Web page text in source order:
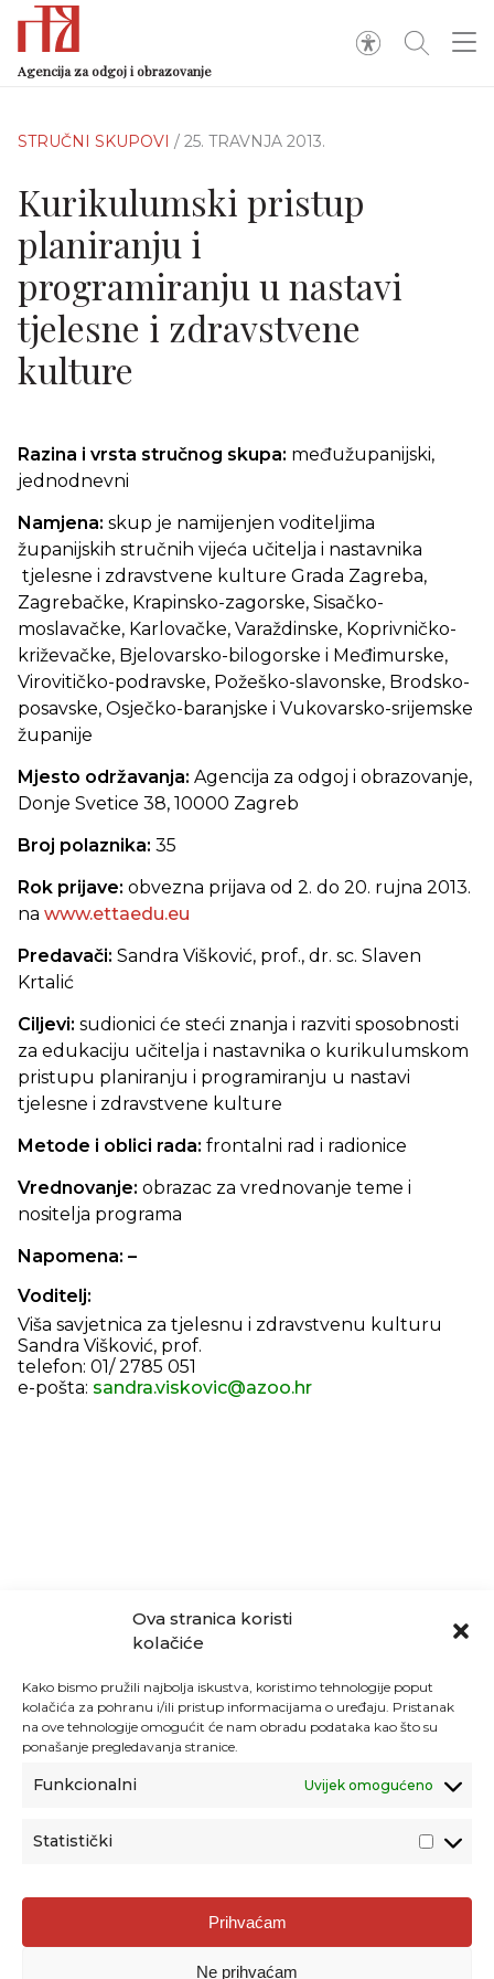
Ova stranica koristi
kolačiće
Kako bismo pružili najbolja iskustva, koristimo tehnologije poput
kolačića za pohranu i/ili pristup informacijama o uređaju. Pristanak
na ove tehnologije omogućit će nam obradu podataka kao što su
ponašanje pregledavanja stranice.
Funkcionalni Uvijek omogućeno
Statistički
Prihvaćam
Ne prihvaćam
Agencija za odgoj i obrazovanje
STRUČNI SKUPOVI / 25. TRAVNJA 2013.
Kurikulumski pristup
planiranju i
programiranju u nastavi
tjelesne i zdravstvene
kulture
Razina i vrsta stručnog skupa: međužupanijski,
jednodnevni
Namjena: skup je namijenjen voditeljima
županijskih stručnih vijeća učitelja i nastavnika
tjelesne i zdravstvene kulture Grada Zagreba,
Zagrebačke, Krapinsko-zagorske, Sisačko-
moslavačke, Karlovačke, Varaždinske, Koprivničko-
križevačke, Bjelovarsko-bilogorske i Međimurske,
Virovitičko-podravske, Požeško-slavonske, Brodsko-
posavske, Osječko-baranjske i Vukovarsko-srijemske
županije
Mjesto održavanja: Agencija za odgoj i obrazovanje,
Donje Svetice 38, 10000 Zagreb
Broj polaznika: 35
Rok prijave: obvezna prijava od 2. do 20. rujna 2013.
na www.ettaedu.eu
Predavači: Sandra Višković, prof., dr. sc. Slaven
Krtalić
Ciljevi: sudionici će steći znanja i razviti sposobnosti
za edukaciju učitelja i nastavnika o kurikulumskom
pristupu planiranju i programiranju u nastavi
tjelesne i zdravstvene kulture
Metode i oblici rada: frontalni rad i radionice
Vrednovanje: obrazac za vrednovanje teme i
nositelja programa
Napomena: –
Voditelj:
Viša savjetnica za tjelesnu i zdravstvenu kulturu
Sandra Višković, prof.
telefon: 01/ 2785 051
e-pošta: sandra.viskovic@azoo.hr
Agencija za odgoj i obrazovanje
Donje Svetice 38, 10000 Zagreb
1778129